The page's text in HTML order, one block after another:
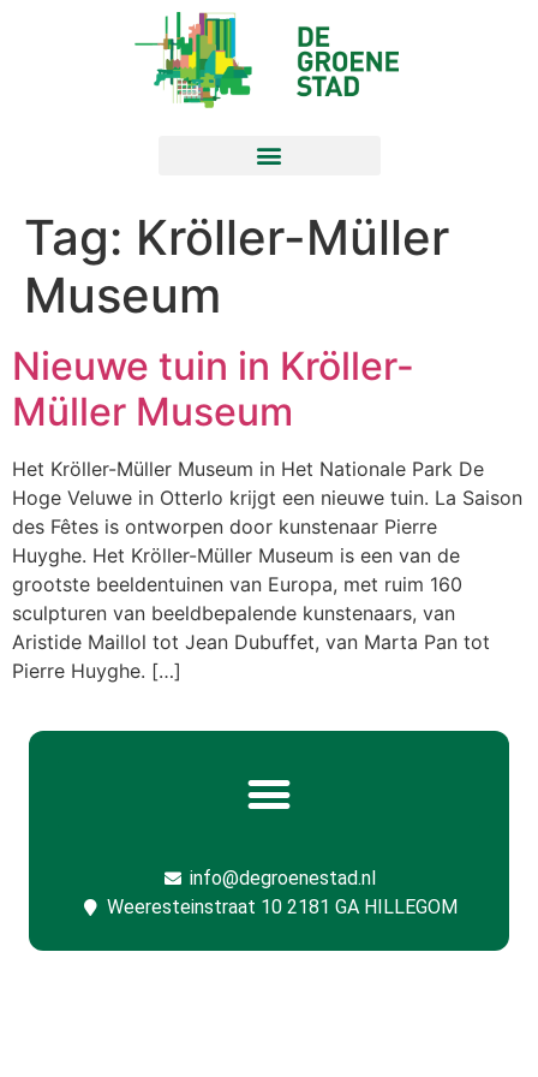
Tag: Kröller-Müller
Museum
Nieuwe tuin in Kröller-
Müller Museum
Het Kröller-Müller Museum in Het Nationale Park De
Hoge Veluwe in Otterlo krijgt een nieuwe tuin. La Saison
des Fêtes is ontworpen door kunstenaar Pierre
Huyghe. Het Kröller-Müller Museum is een van de
grootste beeldentuinen van Europa, met ruim 160
sculpturen van beeldbepalende kunstenaars, van
Aristide Maillol tot Jean Dubuffet, van Marta Pan tot
Pierre Huyghe. […]
info@degroenestad.nl
Weeresteinstraat 10 2181 GA HILLEGOM